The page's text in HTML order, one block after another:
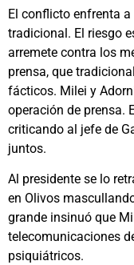
El conflicto enfrenta
tradicional. El riesgo
arremete contra los
prensa, que
fácticos. Milei y
operación de prensa.
criticando al jefe de
juntos.
Al presidente se lo
en Olivos
grande insinuó que
telecomunicaciones
psiquiátricos.